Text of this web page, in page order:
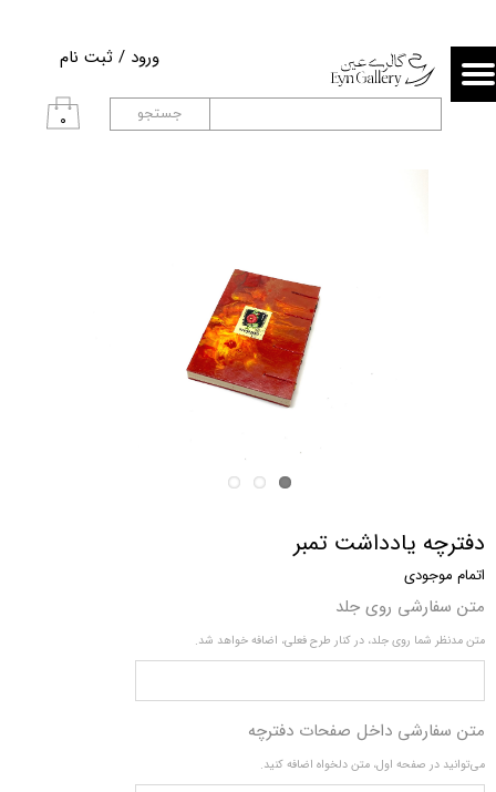
۰
ورود / ثبت نام
حساب کاربری من
تغییر گذر واژه
جستجو
دفترچه یادداشت تمبر
اتمام موجودی
متن سفارشی روی جلد
متن مدنظر شما روی جلد، در کنار طرح فعلی، اضافه خواهد شد.
متن سفارشی داخل صفحات دفترچه
می‌توانید در صفحه اول، متن دلخواه اضافه کنید.